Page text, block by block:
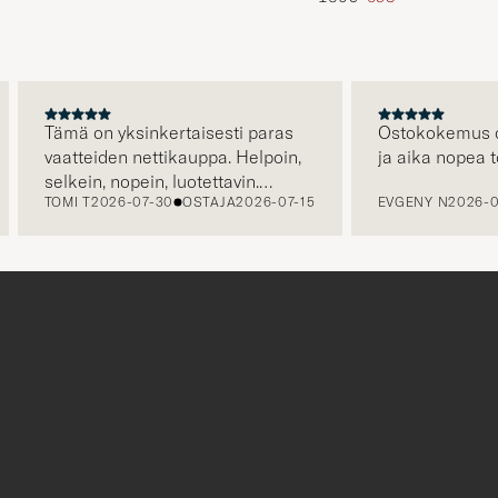
Tämä on yksinkertaisesti paras
vaatteiden nettikauppa. Helpoin,
selkein, nopein, luotettavin.
Erityisen hienoa että kuljetus on
TOMI T2026-07-30 OSTAJA2026-07-15
Ostokokemus oli
ja aika nopea
EVGENY N2026-07-